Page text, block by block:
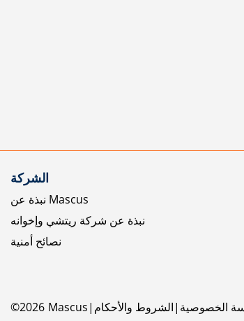
الشركة
نبذة عن Mascus
نبذة عن شركة ريتشي وإخوانه
نصائح أمنية
©2026 Mascus الشروط والأحكام الخصوصية